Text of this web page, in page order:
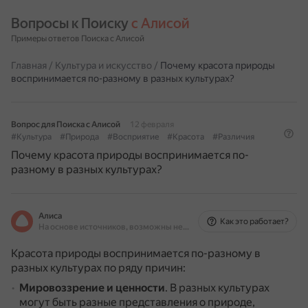
Вопросы к Поиску с Алисой
Примеры ответов Поиска с Алисой
Главная / Культура и искусство / Почему красота природы
воспринимается по-разному в разных культурах?
Вопрос для Поиска с Алисой
12 февраля
#Культура
#Природа #Восприятие #Красота #Различия
Почему красота природы воспринимается по-
разному в разных культурах?
Алиса
На основе источников, возможны неточности
Как это работает?
Красота природы воспринимается по-разному в
разных культурах по ряду причин:
Мировоззрение и ценности. В разных культурах
могут быть разные представления о природе,